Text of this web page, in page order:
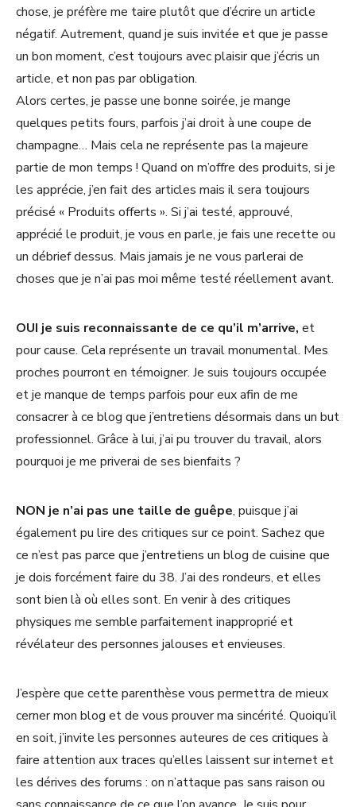
chose, je préfère me taire plutôt que d’écrire un article
négatif. Autrement, quand je suis invitée et que je passe
un bon moment, c’est toujours avec plaisir que j’écris un
article, et non pas par obligation.
Alors certes, je passe une bonne soirée, je mange
quelques petits fours, parfois j’ai droit à une coupe de
champagne… Mais cela ne représente pas la majeure
partie de mon temps ! Quand on m’offre des produits, si je
les apprécie, j’en fait des articles mais il sera toujours
précisé « Produits offerts ». Si j’ai testé, approuvé,
apprécié le produit, je vous en parle, je fais une recette ou
un débrief dessus. Mais jamais je ne vous parlerai de
choses que je n’ai pas moi même testé réellement avant.
OUI je suis reconnaissante de ce qu’il m’arrive, et
pour cause. Cela représente un travail monumental. Mes
proches pourront en témoigner. Je suis toujours occupée
et je manque de temps parfois pour eux afin de me
consacrer à ce blog que j’entretiens désormais dans un but
professionnel. Grâce à lui, j’ai pu trouver du travail, alors
pourquoi je me priverai de ses bienfaits ?
NON je n’ai pas une taille de guêpe, puisque j’ai
également pu lire des critiques sur ce point. Sachez que
ce n’est pas parce que j’entretiens un blog de cuisine que
je dois forcément faire du 38. J’ai des rondeurs, et elles
sont bien là où elles sont. En venir à des critiques
physiques me semble parfaitement inapproprié et
révélateur des personnes jalouses et envieuses.
J’espère que cette parenthèse vous permettra de mieux
cerner mon blog et de vous prouver ma sincérité. Quoiqu’il
en soit, j’invite les personnes auteures de ces critiques à
faire attention aux traces qu’elles laissent sur internet et
les dérives des forums : on n’attaque pas sans raison ou